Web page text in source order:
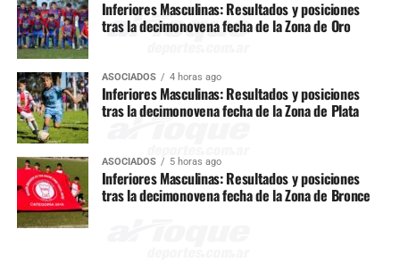
Inferiores Masculinas: Resultados y posiciones
tras la decimonovena fecha de la Zona de Oro
ASOCIADOS 4 horas ago
Inferiores Masculinas: Resultados y posiciones
tras la decimonovena fecha de la Zona de Plata
ASOCIADOS 5 horas ago
Inferiores Masculinas: Resultados y posiciones
tras la decimonovena fecha de la Zona de Bronce